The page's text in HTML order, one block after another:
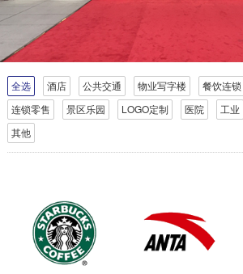
全选 酒店 公共交通 物业写字楼 餐饮连锁
连锁零售
景区乐园 LOGO定制 医院 工业
其他